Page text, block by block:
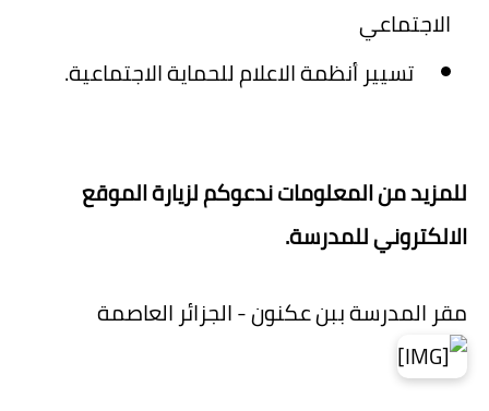
الاجتماعي
تسيير أنظمة الاعلام للحماية الاجتماعية.
للمزيد من المعلومات ندعوكم لزيارة الموقع
الالكتروني للمدرسة.
مقر المدرسة ببن عكنون - الجزائر العاصمة